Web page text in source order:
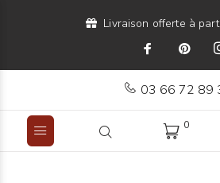
Livraison offerte à
03 66 72 89
0